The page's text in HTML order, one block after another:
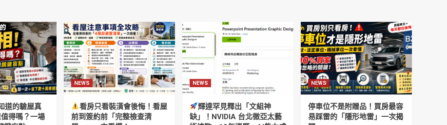
道的驗屋真
得嗎？一場
NEWS
看房只看裝潢會後悔！看屋
前到簽約前「完整檢查清
NEWS
輝達罕見釋出「文組神
缺」！NVIDIA 台北徵亞太藝
NEWS
停車位不是附贈品！買房最容
易踩雷的「隱形地雷」一次揭